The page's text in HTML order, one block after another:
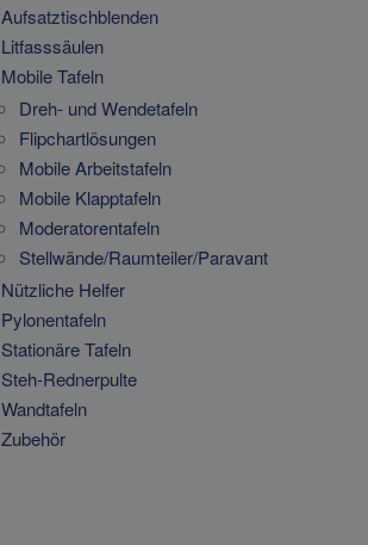
Aufsatztischblenden
Litfasssäulen
Mobile Tafeln
Dreh- und Wendetafeln
Flipchartlösungen
Mobile Arbeitstafeln
Mobile Klapptafeln
Moderatorentafeln
Stellwände/Raumteiler/Paravant
Nützliche Helfer
Pylonentafeln
Stationäre Tafeln
Steh-Rednerpulte
Wandtafeln
Zubehör